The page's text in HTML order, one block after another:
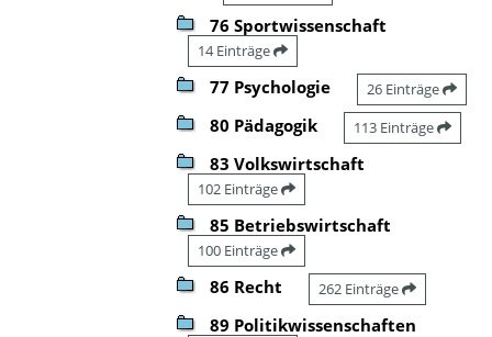
76 Sportwissenschaft
14 Einträge
77 Psychologie 26 Einträge
80 Pädagogik 113 Einträge
83 Volkswirtschaft
102 Einträge
85 Betriebswirtschaft
100 Einträge
86 Recht 262 Einträge
89 Politikwissenschaften